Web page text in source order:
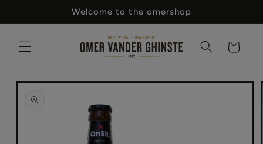
content
Welcome to the omershop
Winkelwagen